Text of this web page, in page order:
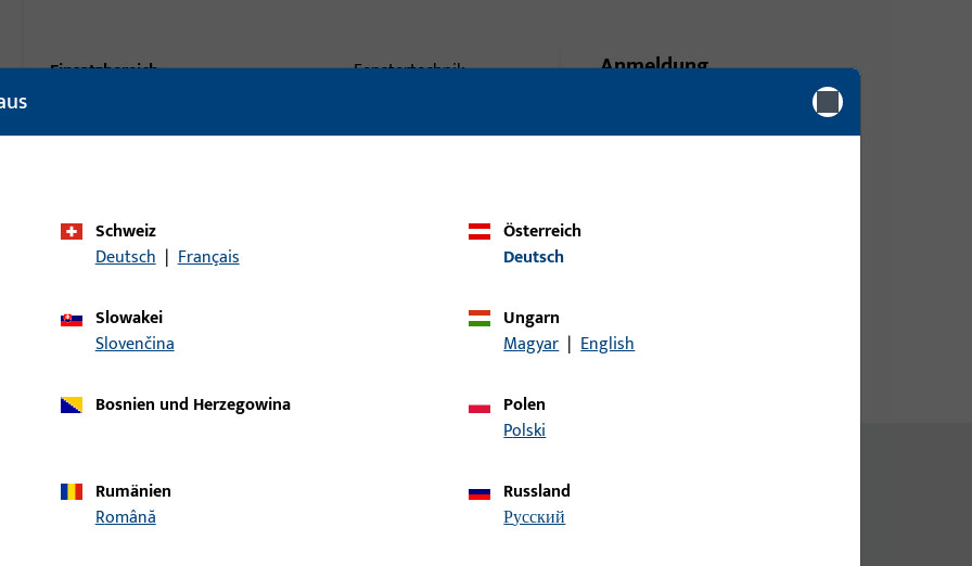
Einsatzbereich
Fenstertechnik,
Produkttyp
Zylinderkopfschraube
Bruttogewicht
Verpackungseinheit
Mindestbestelleinheit
Anmeldung
Bitte melden Sie sich mit Ihren
Schweiz
Deutsch | Français
Österreich
Deutsch
Slowakei
Slovenčina
Ungarn
Magyar | English
Bosnien und Herzegowina
Polen
Polski
Rumänien
Română
Russland
русский